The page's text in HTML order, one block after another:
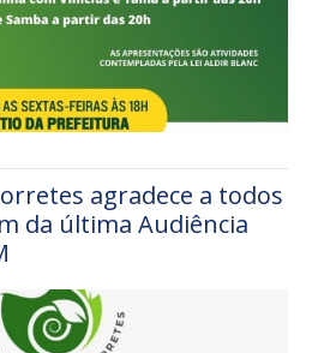
agradece a todos
da última Audiência